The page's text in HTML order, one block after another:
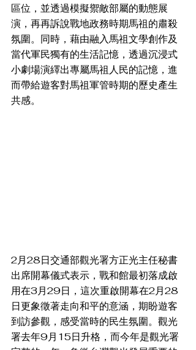
區位，並透過模擬禦敵部屬的動態展
演，再再訴說戰地政務時期馬祖的肅殺
氛圍。同時，藉由融入馬祖文學創作及
當代軍民獨有的生活記憶，透過沉浸式
小劇場演繹出專屬馬祖人民的記憶，進
而帶給遊客對馬祖軍管時期的歷史產生
共感。
2月28日交通部觀光署方正光主任秘書
出席開幕儀式表示，戰和館最初落成啟
用在3月29日，這次重啟開幕在2月28
日更象徵著走向和平的意涵，期盼遊客
到訪參觀，感受當時的民生氛圍。觀光
署去年9月15日升格，而今年是觀光署